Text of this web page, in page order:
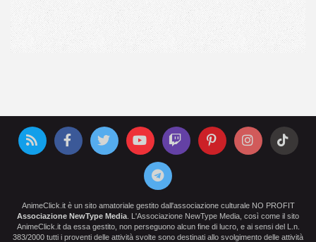
AnimeClick.it è un sito amatoriale gestito dall'associazione culturale NO PROFIT
Associazione NewType Media . L'Associazione NewType Media, così come il sito
AnimeClick.it da essa gestito, non perseguono alcun fine di lucro, e ai sensi del L.n.
383/2000 tutti i proventi delle attività svolte sono destinati allo svolgimento delle attività